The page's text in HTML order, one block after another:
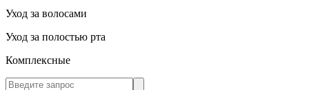
Уход за волосами
Уход за полостью рта
Комплексные